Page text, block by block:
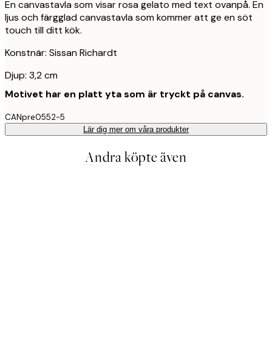
En canvastavla som visar rosa gelato med text ovanpå. En
ljus och färgglad canvastavla som kommer att ge en söt
touch till ditt kök.
Konstnär: Sissan Richardt
Djup: 3,2 cm
Motivet har en platt yta som är tryckt på canvas.
CANpre0552-5
Lär dig mer om våra produkter
Andra köpte även